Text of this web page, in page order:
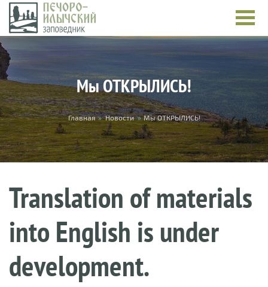
Skip to main content
Мы ОТКРЫЛИСЬ!
You are here
Главная » Новости » Мы ОТКРЫЛИСЬ!
Translation of materials
into English is under
development.